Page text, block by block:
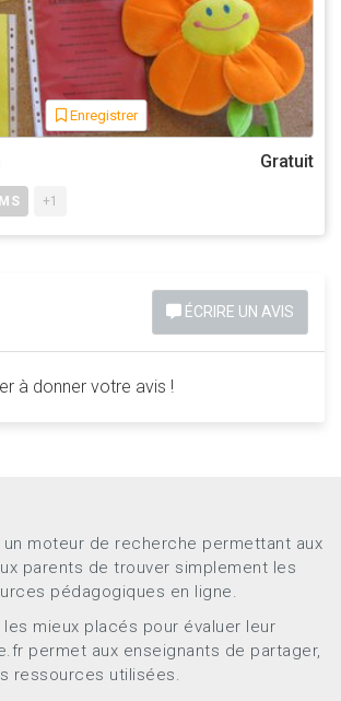
Enregistrer
Gratuit
MS +1
ÉCRIRE UN AVIS
à donner votre avis !
un moteur de recherche permettant aux
parents de trouver simplement les
pédagogiques en ligne.
les mieux placés pour évaluer leur
permet aux enseignants de partager,
ressources utilisées.